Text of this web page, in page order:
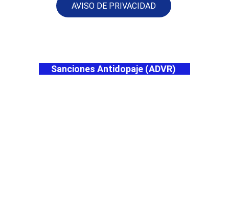
AVISO DE PRIVACIDAD
Sanciones Antidopaje (ADVR)